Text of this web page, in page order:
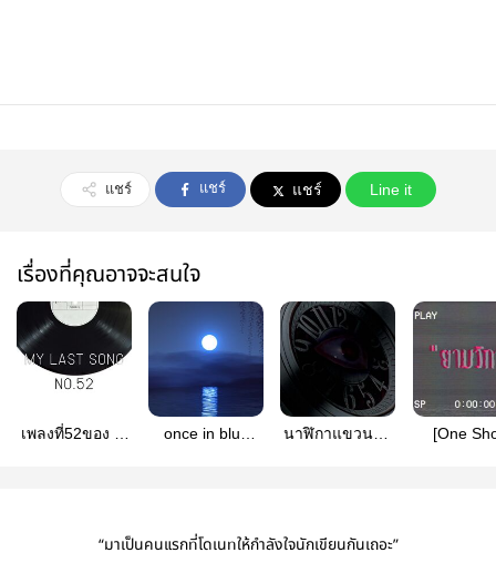
แชร์ แชร์ แชร์ Line it
เรื่องที่คุณอาจจะสนใจ
เพลงที่52ของ AI
once in blue
นาฬิกาแขวนใน
[One
“มาเป็นคนแรกที่โดเนทให้กำลังใจนักเขียนกันเถอะ”